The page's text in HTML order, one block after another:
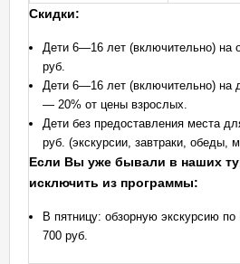
Скидки:
Дети 6—16 лет (включительно) на
руб.
Дети 6—16 лет (включительно) на
— 20% от цены взрослых.
Дети без предоставления места
руб. (экскурсии, завтраки, обеды,
Если Вы уже бывали в наших
исключить из программы:
В пятницу: обзорную экскурсию
700 руб.